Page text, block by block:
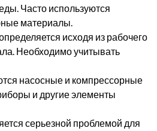
Часто используются
материалы.
исходя из рабочего
Необходимо учитывать
насосные и компрессорные
и другие элементы
серьезной проблемой для